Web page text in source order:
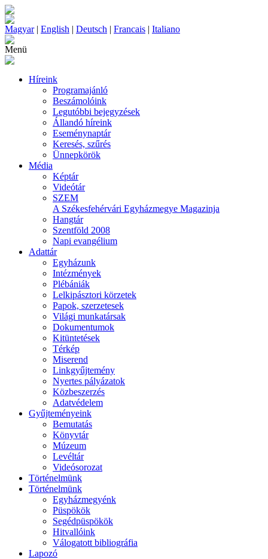
Magyar| English | Deutsch | Francais | Italiano
Menü
Híreink
Programajánló
Beszámolóink
Legutóbbi bejegyzések
Állandó híreink
Eseménynaptár
Keresés, szűrés
Ünnepkörök
Média
Képtár
Videótár
SZEM
A Székesfehérvári Egyházmegye Magazinja
Hangtár
Szentföld 2008
Napi evangélium
Adattár
Egyházunk
Intézmények
Plébániák
Lelkipásztori körzetek
Papok, szerzetesek
Világi munkatársak
Dokumentumok
Kitüntetések
Térkép
Miserend
Linkgyűjtemény
Nyertes pályázatok
Közbeszerzés
Adatvédelem
Gyűjteményeink
Bemutatás
Könyvtár
Múzeum
Levéltár
Videósorozat
Történelmünk
Történelmünk
Egyházmegyénk
Püspökök
Segédpüspökök
Hitvallóink
Válogatott bibliográfia
Lapozó